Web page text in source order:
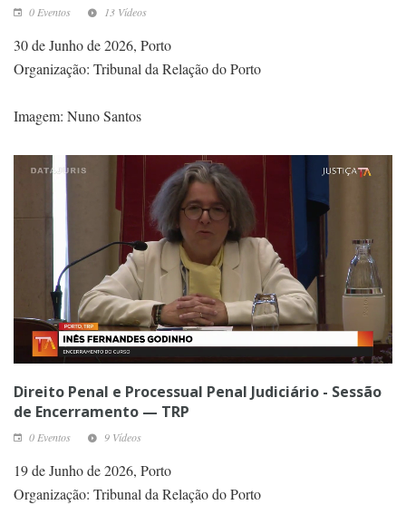
0 Eventos 13 Vídeos
30 de Junho de 2026, Porto
Organização: Tribunal da Relação do Porto
Imagem: Nuno Santos
Direito Penal e Processual Penal Judiciário - Sessão
de Encerramento — TRP
0 Eventos 9 Vídeos
19 de Junho de 2026, Porto
Organização: Tribunal da Relação do Porto